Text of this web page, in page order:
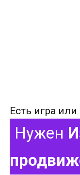
Есть игра
Нужен